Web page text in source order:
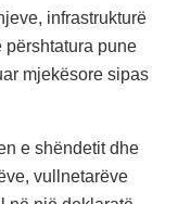
infrastrukturë
përshtatura pune
mjekësore sipas
e shëndetit dhe
vullnetarëve